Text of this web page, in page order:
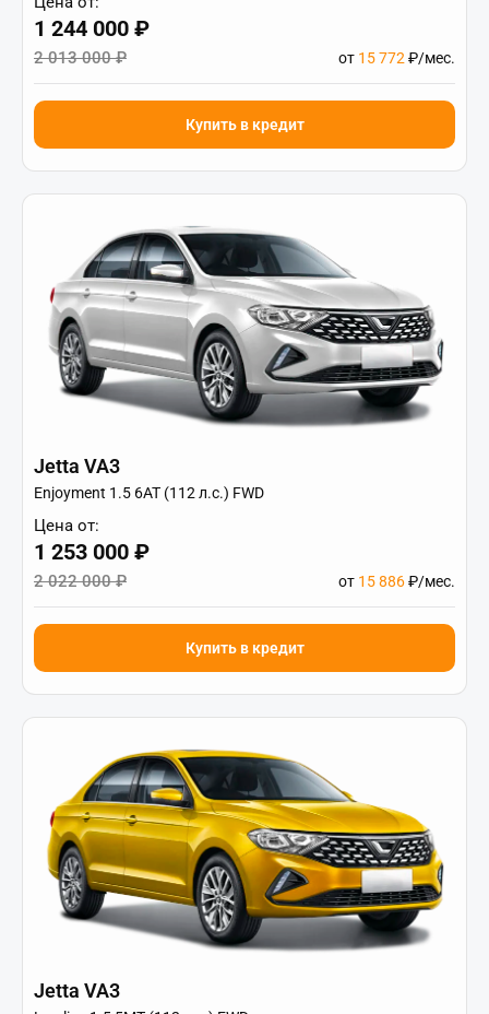
1 244 000 ₽
2 013 000 ₽ от 15 772 ₽/мес.
Купить в кредит
Jetta VA3
Enjoyment 1.5 6AT (112 л.с.) FWD
Цена от:
1 253 000 ₽
2 022 000 ₽ от 15 886₽/мес.
Купить в кредит
Jetta VA3